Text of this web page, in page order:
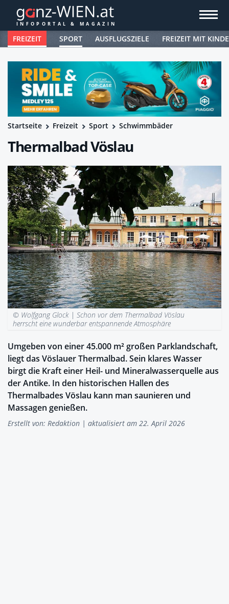
FREIZEIT SPORT AUSFLUGSZIELE FREIZEIT MIT
Startseite Freizeit Sport Schwimmbäder
Thermalbad Vöslau
© Wolfgang Glock |Schon vor dem Thermalbad Vöslau
herrscht eine wunderbar entspannende Atmosphäre
Umgeben von einer 45.000 m² großen Parklandschaft,
liegt das Vöslauer Thermalbad. Sein klares Wasser
birgt die Kraft einer Heil- und Mineralwasserquelle aus
der Antike. In den historischen Hallen des
Thermalbades Vöslau kann man saunieren und
Massagen genießen.
Erstellt von: Redaktion | aktualisiert am 22. April 2026